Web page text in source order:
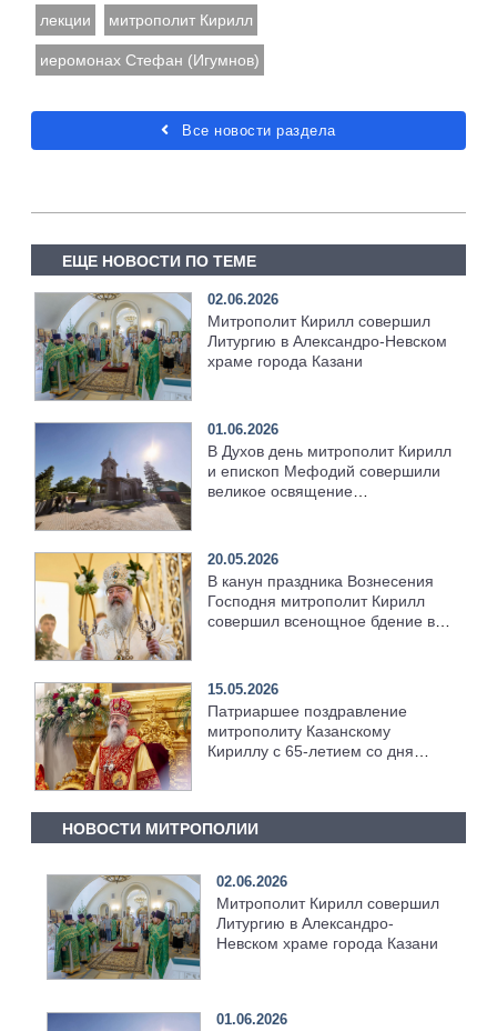
лекции митрополит Кирилл
иеромонах Стефан (Игумнов)
Все новости раздела
ЕЩЕ НОВОСТИ ПО ТЕМЕ
02.06.2026
Митрополит Кирилл совершил
Литургию в Александро-Невском
храме города Казани
01.06.2026
В Духов день митрополит Кирилл
и епископ Мефодий совершили
великое освящение
20.05.2026
В канун праздника Вознесения
Господня митрополит Кирилл
совершил всенощное бдение в
15.05.2026
Патриаршее поздравление
митрополиту Казанскому
Кириллу с 65-летием со дня
НОВОСТИ МИТРОПОЛИИ
02.06.2026
Митрополит Кирилл совершил
Литургию в Александро-
Невском храме города Казани
01.06.2026